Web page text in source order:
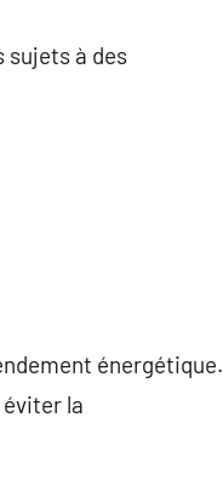
sujets à des
énergétique.
la